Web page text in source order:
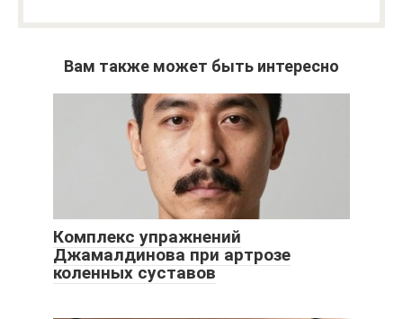
Вам также может быть интересно
Комплекс упражнений
Джамалдинова при артрозе
коленных суставов